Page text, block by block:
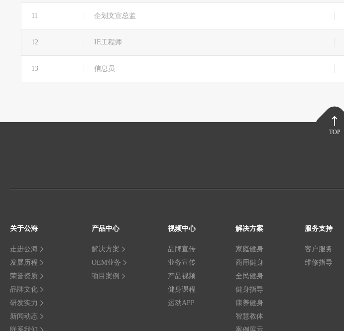
11 企划文宣总监
12 IE工程师
13 信息员
TOP
关于公海
走进公海
发展历程
荣誉资质
品牌文化
研发实力
新闻动态
联系我们
产品中心
解决方案
OEM业务
项目案例
视频中心
品牌宣传
业务宣传
产品视频
健身课程
运动APP
解决方案
家庭健身
商用健身
全民健身
健身指导
康养健身
智慧教体
案例展示
服务支持
客户服务
维修指导